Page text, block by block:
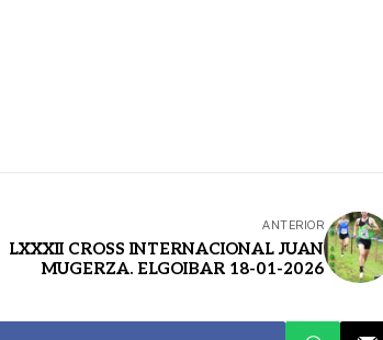
ANTERIOR
LXXXII CROSS INTERNACIONAL JUAN
MUGERZA. ELGOIBAR 18-01-2026